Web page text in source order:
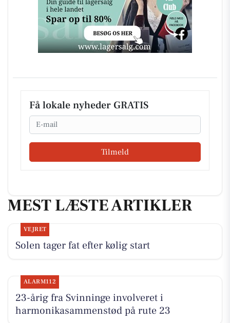
Få lokale nyheder GRATIS
Email
Tilmeld
MEST LÆSTE ARTIKLER
VEJRET
Solen tager fat efter kølig start
ALARM112
23-årig fra Svinninge involveret i
harmonikasammenstød på rute 23